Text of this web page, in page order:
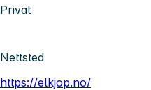
Privat
Nettsted
https://elkjop.no/